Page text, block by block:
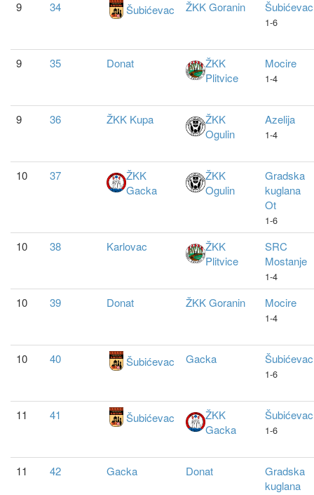
9 34 Šubićevac ŽKK Goranin Šubićevac
1-6
9 35 Donat
ŽKK
Plitvice
Mocire
1-4
9 36 ŽKK Kupa
ŽKK
Ogulin
Azelija
1-4
10 37
ŽKK
Gacka
ŽKK
Ogulin
Gradska
kuglana
Ot
1-6
10 38 Karlovac
ŽKK
Plitvice
SRC
Mostanje
1-4
10 39 Donat ŽKK Goranin Mocire
1-4
10 40 Šubićevac Gacka Šubićevac
1-6
11 41 Šubićevac
ŽKK
Gacka
Šubićevac
1-6
11 42 Gacka Donat
Gradska
kuglana